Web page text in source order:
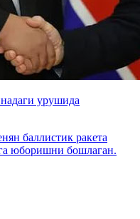
урушида
баллистик ракета
юборишни бошлаган.